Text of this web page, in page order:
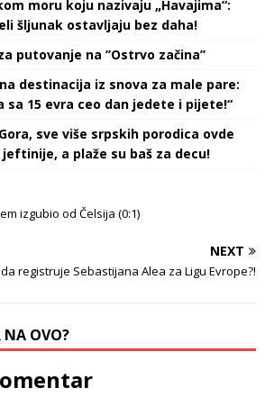
moru koju nazivaju „Havajima“:
šljunak ostavljaju bez daha!
putovanje na ’’Ostrvo začina’’
destinacija iz snova za male pare:
sa 15 evra ceo dan jedete i pijete!“
sve više srpskih porodica ovde
a plaže su baš za decu!
izgubio od Čelsija (0:1)
NEXT
registruje Sebastijana Alea za Ligu Evrope?!
NA OVO?